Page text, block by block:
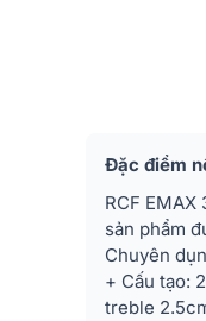
Đặc điểm
RCF
sản phẩm
Chuyên
+ Cấu tạo:
treble